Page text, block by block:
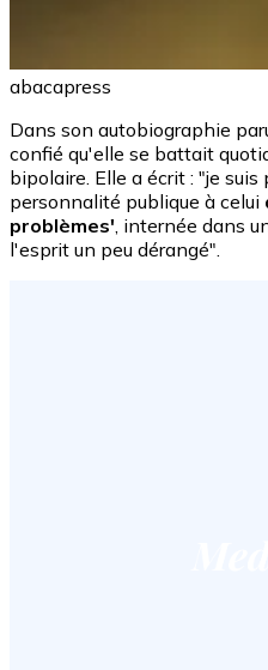
abacapress
Dans son autobiographie
confié qu'elle se battait
bipolaire. Elle a écrit : "je
personnalité publique à celui
problèmes' , internée dans
l'esprit un peu dérangé".